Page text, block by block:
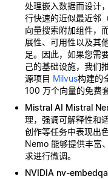
处理嵌入数据而设计
行快速的近似最近邻
向量搜索附加组件，
展性、可用性以及其
足。因此，如果您需
己的基础设施，我们
源项目 Milvus构建的
100 万个向量的免费
Mistral AI Mistral
理，强调可解释性和
创作等任务中表现出
Nemo 能够提供丰富
求进行微调。
NVIDIA nv-